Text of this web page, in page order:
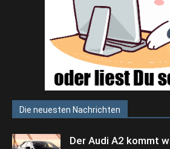
Die neuesten Nachrichten
Der Audi A2 kommt